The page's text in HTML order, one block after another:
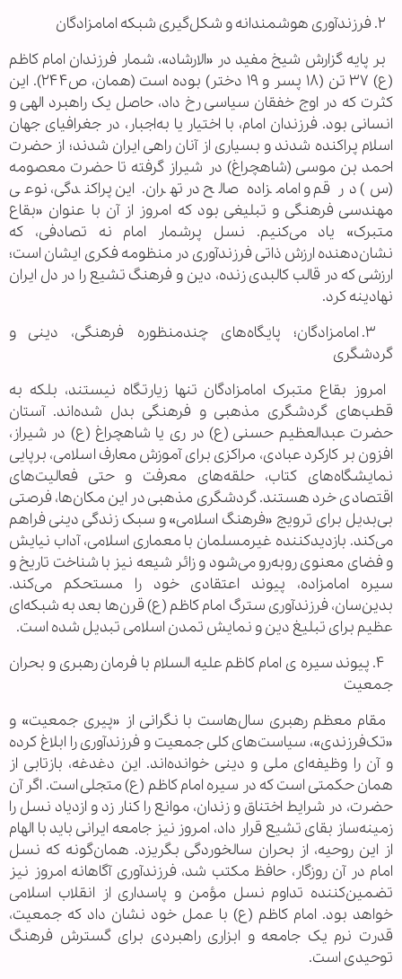
بر پایه گزارش شیخ مفید در «الارشاد»، شمار فرزندان امام کاظم
(ع) ۳۷ تن (۱۸ پسر و ۱۹ دختر) بوده است (همان، ص۲۴۴). این
کثرت که در اوج خفقان سیاسی رخ داد، حاصل یک راهبرد الهی و
انسانی بود. فرزندان امام، با اختیار یا به‌اجبار، در جغرافیای جهان
اسلام پراکنده شدند و بسیاری از آنان راهی ایران شدند؛ از حضرت
احمد بن موسی (شاهچراغ) در شیراز گرفته تا حضرت معصومه
(س) در قم و امامزاده صالح در تهران. این پراکندگی، نوعی
مهندسی فرهنگی و تبلیغی بود که امروز از آن با عنوان «بقاع
متبرک» یاد می‌کنیم. نسل پرشمار امام نه تصادفی، که
نشان‌دهنده ارزش ذاتی فرزندآوری در منظومه فکری ایشان است؛
ارزشی که در قالب کالبدی زنده، دین و فرهنگ تشیع را در دل ایران
نهادینه کرد.
۳. امامزادگان؛ پایگاه‌های چندمنظوره فرهنگی، دینی و
گردشگری
امروز بقاع متبرک امامزادگان تنها زیارتگاه نیستند، بلکه به
قطب‌های گردشگری مذهبی و فرهنگی بدل شده‌اند. آستان
حضرت عبدالعظیم حسنی (ع) در ری یا شاهچراغ (ع) در شیراز،
افزون بر کارکرد عبادی، مراکزی برای آموزش معارف اسلامی، برپایی
نمایشگاه‌های کتاب، حلقه‌های معرفت و حتی فعالیت‌های
اقتصادی خرد هستند. گردشگری مذهبی در این مکان‌ها، فرصتی
بی‌بدیل برای ترویج «فرهنگ اسلامی» و سبک زندگی دینی فراهم
می‌کند. بازدیدکننده غیرمسلمان با معماری اسلامی، آداب نیایش
و فضای معنوی روبه‌رو می‌شود و زائر شیعه نیز با شناخت تاریخ و
سیره امامزاده، پیوند اعتقادی خود را مستحکم می‌کند.
بدین‌سان، فرزندآوری سترگ امام کاظم (ع) قرن‌ها بعد به شبکه‌ای
عظیم برای تبلیغ دین و نمایش تمدن اسلامی تبدیل شده است.
۴. پیوند سیره ی امام کاظم علیه السلام با فرمان رهبری و بحران
جمعیت
مقام معظم رهبری سال‌هاست با نگرانی از «پیری جمعیت» و
«تک‌فرزندی»، سیاست‌های کلی جمعیت و فرزندآوری را ابلاغ کرده
و آن را وظیفه‌ای ملی و دینی خوانده‌اند. این دغدغه، بازتابی از
همان حکمتی است که در سیره امام کاظم (ع) متجلی است. اگر آن
حضرت، در شرایط اختناق و زندان، موانع را کنار زد و ازدیاد نسل را
زمینه‌ساز بقای تشیع قرار داد، امروز نیز جامعه ایرانی باید با الهام
از این روحیه، از بحران سالخوردگی بگریزد. همان‌گونه که نسل
امام در آن روزگار، حافظ مکتب شد، فرزندآوری آگاهانه امروز نیز
تضمین‌کننده تداوم نسل مؤمن و پاسداری از انقلاب اسلامی
خواهد بود. امام کاظم (ع) با عمل خود نشان داد که جمعیت،
قدرت نرم یک جامعه و ابزاری راهبردی برای گسترش فرهنگ
توحیدی است.